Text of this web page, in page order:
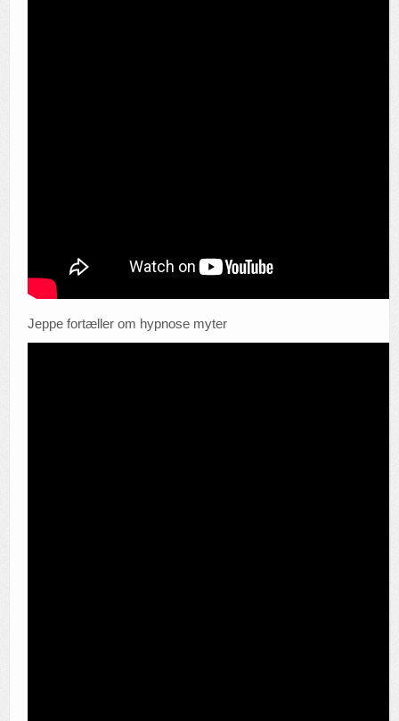
Jeppe fortæller om hypnose myter